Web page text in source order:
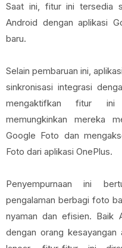
Saat ini, fitur ini tersedia
Android dengan aplikasi
baru.
Selain pembaruan ini,
sinkronisasi integrasi
mengaktifkan fitur ini
memungkinkan mereka
Google Foto dan
Foto dari aplikasi OnePlus.
Penyempurnaan ini
pengalaman berbagi foto
nyaman dan efisien. Baik
dengan orang